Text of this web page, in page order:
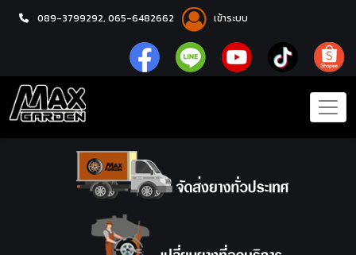
089-3799292, 065-6482662 เข้าระบบ
หน้าแรก